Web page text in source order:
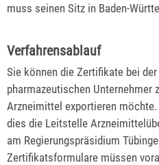
muss seinen Sitz in Baden-
Verfahrensablauf
Sie können die Zertifikate bei der
pharmazeutischen Unternehmer
Arzneimittel exportieren möchte
dies die Leitstelle
am Regierungspräsidium
Zertifikatsformulare müssen